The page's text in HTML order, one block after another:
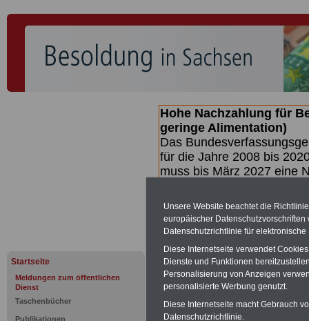
Startseite
Meldungen zum öffentlichen
Dienst
Taschenbücher
Publikationen
Hohe Nachzahlung für
geringe Alimentation)
Das
für die Jahre 2008 bis
muss bis März 2027 eine
(Beamte &
geben (Medienberichten
mind.3.000 und 13.000
hierzu eine Broschüre
des Gesetzentwurfs der
(wahrscheinlich im
II. Quartal.2026 >>>
zur
Unsere Website beachtet die
europäischer
Datenschutzrichtlinie für
Diese Internetseite verwendet
Dienste und Funktionen
Personalisierung von Anzeigen
personalisierte Werbung genutzt.
Diese Internetseite macht Gebrauch
Datenschutzrichtlinie.